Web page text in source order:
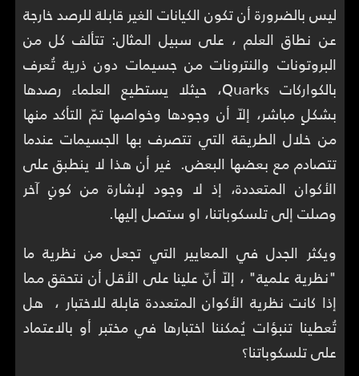
ليس بالضرورة أن تكون الكيانات الغير قابلة للرصد خارجة
عن نطاق العلم ، على سبيل المثال: تتألف كل من
البروتونات والنترونات من جسيمات دون ذرية تُعرف
بالكواركات Quarks، حيثلا يستطيع العلماء رصدها
بشكلٍ مباشر، إلاّ أن وجودها وخواصها تمّ التأكد منها
من خلال الطريقة التي تتصرف بها الجسيمات عندما
تتصادم مع بعضها البعض. غير أن هذا لا ينطبق على
الأكوان المتعددة، إذ لا وجود لإشارة من كونٍ آخر
وصلت إلى تلسكوباتنا، او ستصل إليها.
ويكثر الجدل في المعايير التي تجعل من نظرية ما
"نظرية علمية" ، إلاّ أنّ علينا على الأقل أن نتحقق مما
إذا كانت نظرية الأكوان المتعددة قابلة للاختبار ، هل
تُعطينا تنبؤات يُمكننا اختبارها في مختبر أو بالاعتماد
على تلسكوباتنا؟